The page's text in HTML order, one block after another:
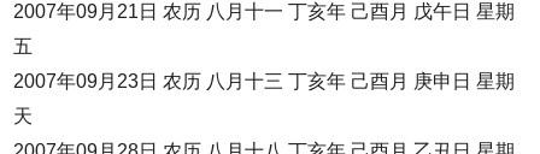
2007年09月21日 农历 八月十一 丁亥年 己酉月 戊午日 星期
五
2007年09月23日 农历 八月十三 丁亥年 己酉月 庚申日 星期
天